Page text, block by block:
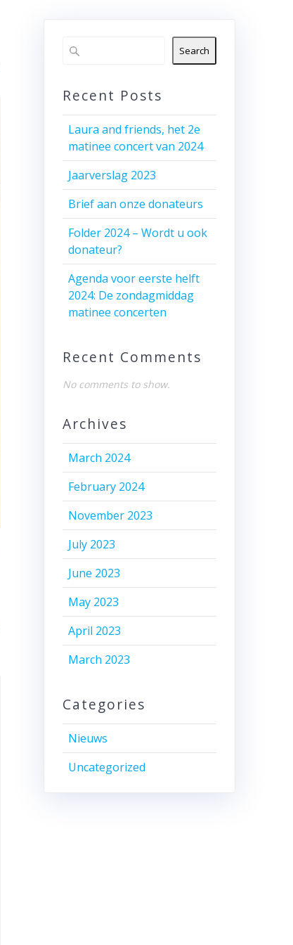
Search
Recent Posts
Laura and friends, het 2e
matinee concert van 2024
Jaarverslag 2023
Brief aan onze donateurs
Folder 2024 – Wordt u ook
donateur?
Agenda voor eerste helft
2024: De zondagmiddag
matinee concerten
Recent Comments
No comments to show.
Archives
March 2024
February 2024
November 2023
July 2023
June 2023
May 2023
April 2023
March 2023
Categories
Nieuws
Uncategorized